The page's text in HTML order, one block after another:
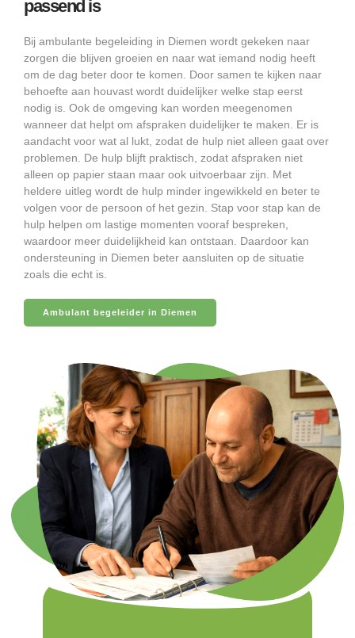
passend is
Bij ambulante begeleiding in Diemen wordt gekeken naar
zorgen die blijven groeien en naar wat iemand nodig heeft
om de dag beter door te komen. Door samen te kijken naar
behoefte aan houvast wordt duidelijker welke stap eerst
nodig is. Ook de omgeving kan worden meegenomen
wanneer dat helpt om afspraken duidelijker te maken. Er is
aandacht voor wat al lukt, zodat de hulp niet alleen gaat over
problemen. De hulp blijft praktisch, zodat afspraken niet
alleen op papier staan maar ook uitvoerbaar zijn. Met
heldere uitleg wordt de hulp minder ingewikkeld en beter te
volgen voor de persoon of het gezin. Stap voor stap kan de
hulp helpen om lastige momenten vooraf bespreken,
waardoor meer duidelijkheid kan ontstaan. Daardoor kan
ondersteuning in Diemen beter aansluiten op de situatie
zoals die echt is.
Ambulant begeleider in Diemen